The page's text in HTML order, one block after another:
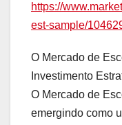
https://
est-sample/
O Mercado de
Investimento
O Mercado de
emergindo como